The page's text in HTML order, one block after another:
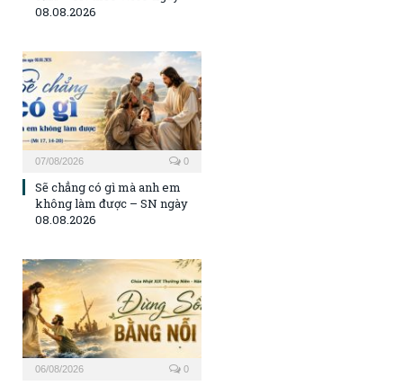
08.08.2026
07/08/2026 0
Sẽ chẳng có gì mà anh em
không làm được – SN ngày
08.08.2026
06/08/2026 0